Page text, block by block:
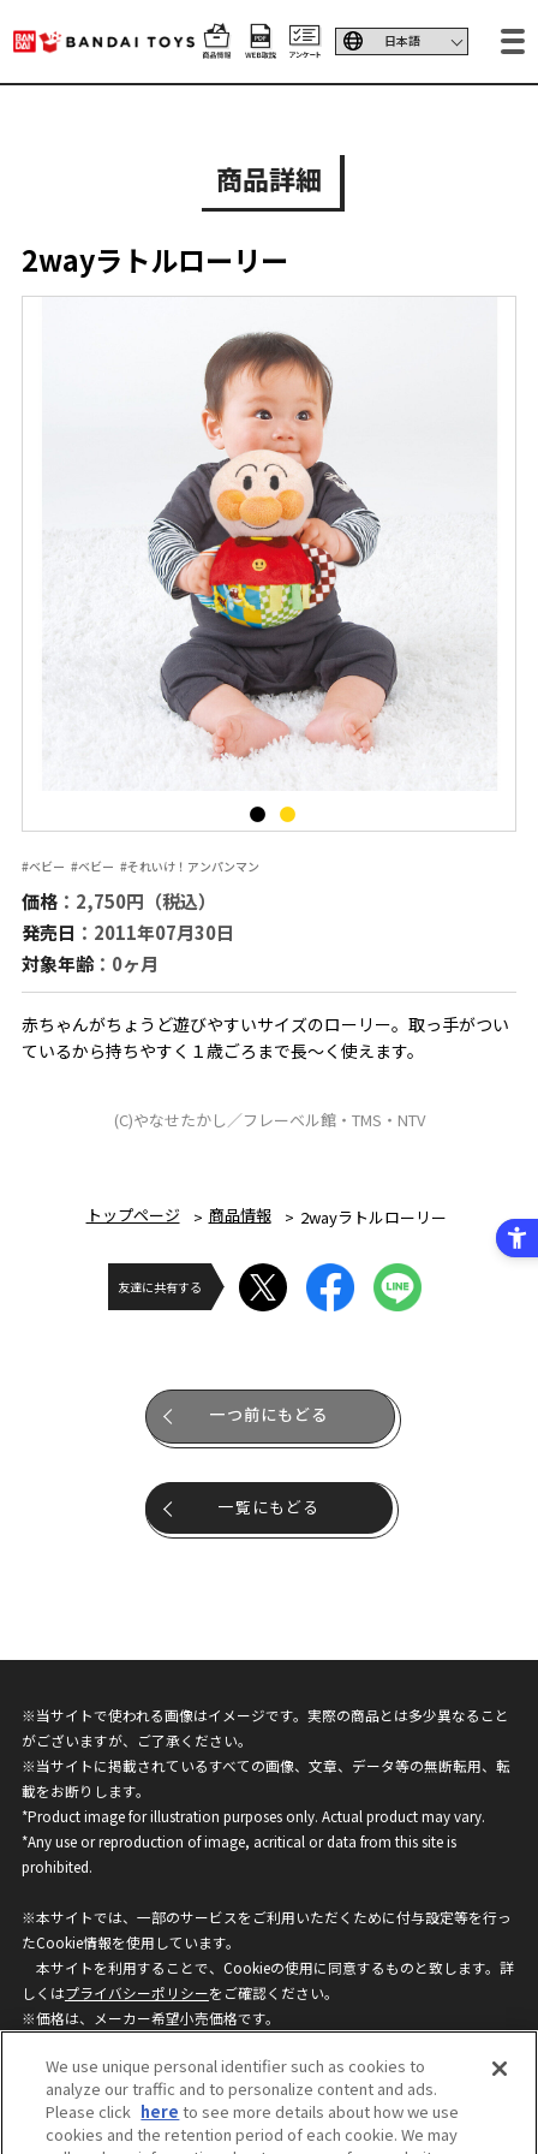
商品詳細
2wayラトルローリー
#ベビー #ベビー #それいけ！アンパンマン
価格：2,750円（税込）
発売日 ：2011年07月30日
対象年齢：0ヶ月
赤ちゃんがちょうど遊びやすいサイズのローリー。取っ手がつい
ているから持ちやすく１歳ごろまで長～く使えます。
(C)やなせたかし／フレーベル館・TMS・NTV
トップページ 商品情報 2wayラトルローリー
友達に共有する
一つ前にもどる
一覧にもどる
※当サイトで使われる画像はイメージです。実際の商品とは多少異なること
がございますが、ご了承ください。
※当サイトに掲載されているすべての画像、文章、データ等の無断転用、転
載をお断りします。
*Product image for illustration purposes only. Actual product may vary.
*Any use or reproduction of image, acritical or data from this site is
prohibited.
※本サイトでは、一部のサービスをご利用いただくために付与設定等を行っ
たCookie情報を使用しています。
本サイトを利用することで、Cookieの使用に同意するものと致します。詳
しくはプライバシーポリシーをご確認ください。
※価格は、メーカー希望小売価格です。
ざいますのでご了承ください。
privacypolicy
Do Not Sell or Share My
We use unique personal identifier such as cookies to
analyze our traffic and to personalize content and ads.
Please click here to see more details about how we use
cookies and the retention period of each cookie. We may